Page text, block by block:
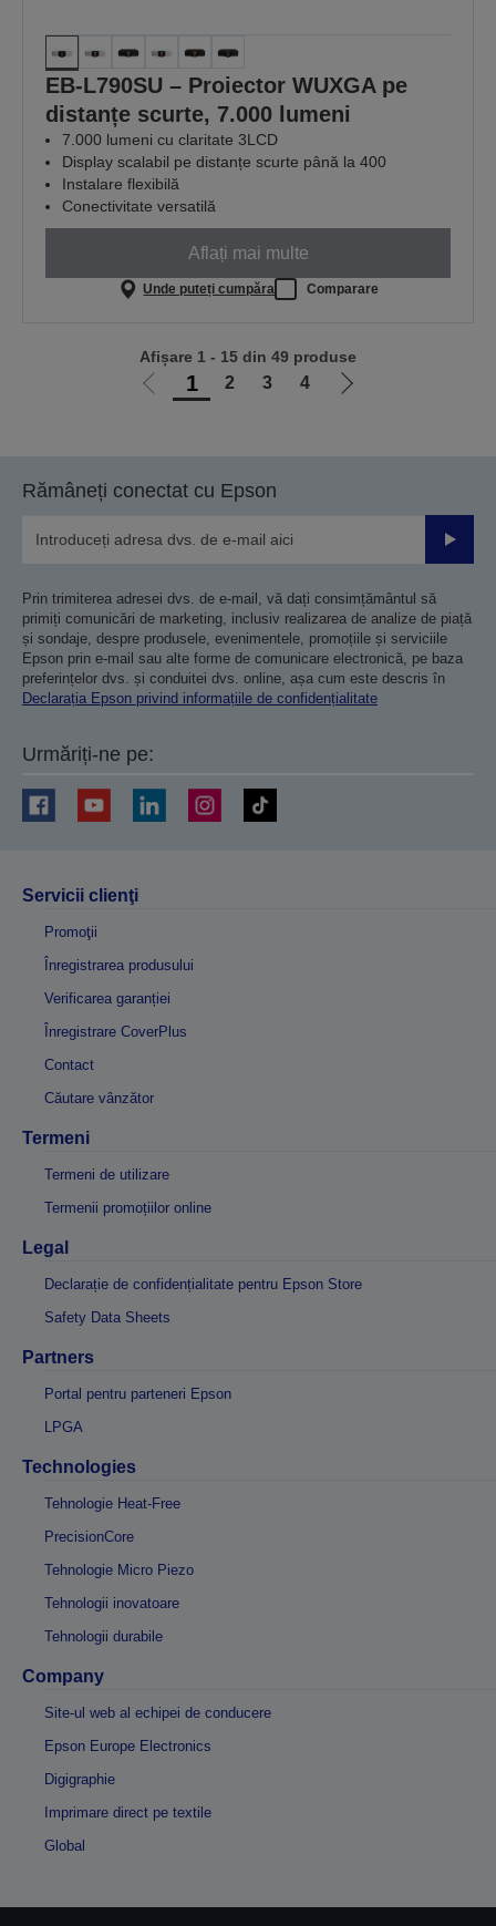
EB-L790SU – Proiector WUXGA pe
distanțe scurte, 7.000 lumeni
7.000 lumeni cu claritate 3LCD
Display scalabil pe distanțe scurte până la 400
Instalare flexibilă
Conectivitate versatilă
Aflați mai multe
Unde puteți cumpăra Comparare
Mergi
1 2 3 4
Mergi
Afișare 1 - 15 din 49 produse
Rămâneți conectat cu Epson
Prin trimiterea adresei dvs. de e-mail, vă dați consimțământul să
primiți comunicări de marketing, inclusiv realizarea de analize de piață
și sondaje, despre produsele, evenimentele, promoțiile și serviciile
Epson prin e-mail sau alte forme de comunicare electronică, pe baza
preferințelor dvs. și conduitei dvs. online, așa cum este descris în
Declarația Epson privind informațiile de confidențialitate
Urmăriți-ne pe:
Servicii clienţi
Promoţii
Înregistrarea produsului
Verificarea garanției
Înregistrare CoverPlus
Contact
Căutare vânzător
Termeni
Termeni de utilizare
Termenii promoțiilor online
Legal
Declarație de confidențialitate pentru Epson Store
Safety Data Sheets
Partners
Portal pentru parteneri Epson
LPGA
Technologies
Tehnologie Heat-Free
PrecisionCore
Tehnologie Micro Piezo
Tehnologii inovatoare
Tehnologii durabile
Company
Site-ul web al echipei de conducere
Epson Europe Electronics
Digigraphie
Imprimare direct pe textile
Global